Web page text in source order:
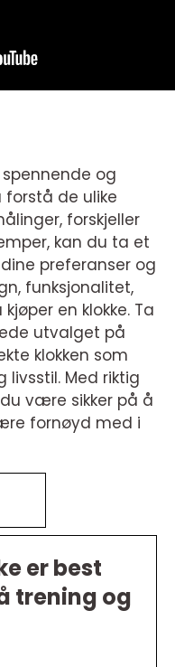
og
forstå de ulike
forskjeller
kan du ta et
preferanser og
funksjonalitet,
en klokke. Ta
utvalget på
klokken som
livsstil. Med riktig
være sikker på å
fornøyd med i
er best
trening og